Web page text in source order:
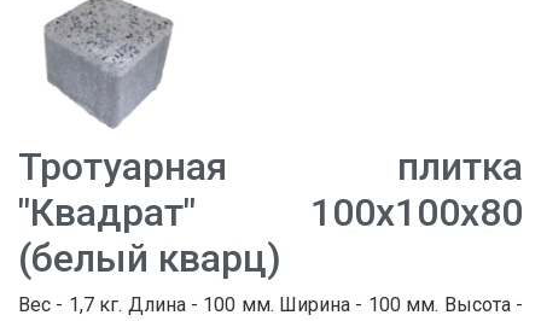
Тротуарная плитка
"Квадрат" 100х100х80
(белый кварц)
Вес - 1,7 кг. Длина - 100 мм. Ширина - 100 мм. Высота -